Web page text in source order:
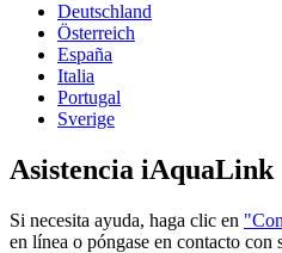
Deutschland
Österreich
España
Italia
Portugal
Sverige
Asistencia iAquaLink
Si necesita ayuda, haga clic en
en línea o póngase en contacto con